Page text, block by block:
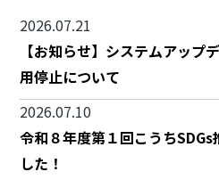
2026.07.21
【お知らせ】システムアップ
用停止について
2026.07.10
令和８年度第１回こうち
した！